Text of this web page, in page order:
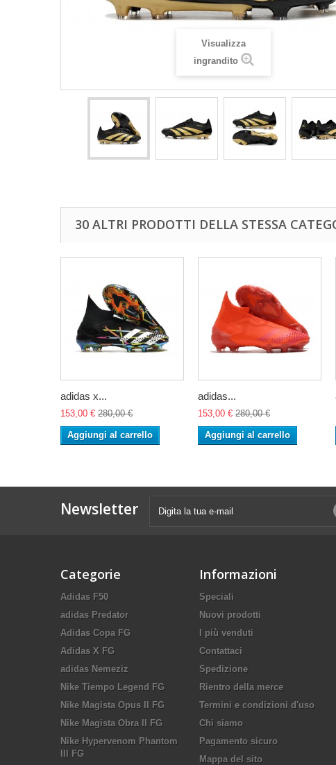
Visualizza
ingrandito
30 ALTRI PRODOTTI DELLA STESSA
adidas x...
153,00 € 280,00 €
Aggiungi al carrello
adidas...
153,00 € 280,00 €
Aggiungi al carrello
Newsletter
Categorie
Adidas F50
adidas Predator
Adidas Copa FG
Adidas X FG
adidas Nemeziz
Nike Tiempo Legend FG
Nike Magista Opus II FG
Nike Magista Obra II FG
Nike Hypervenom Phantom
III FG
Informazioni
Speciali
Nuovi prodotti
I più venduti
Contattaci
Spedizione
Rientro della merce
Termini e condizioni d'uso
Chi siamo
Pagamento sicuro
Mappa del sito